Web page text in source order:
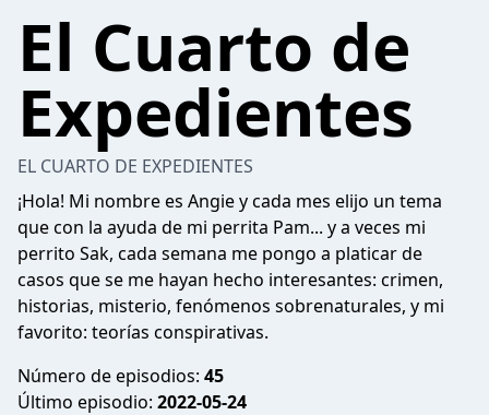
El Cuarto de
Expedientes
EL CUARTO DE EXPEDIENTES
¡Hola! Mi nombre es Angie y cada mes elijo un tema
que con la ayuda de mi perrita Pam... y a veces mi
perrito Sak, cada semana me pongo a platicar de
casos que se me hayan hecho interesantes: crimen,
historias, misterio, fenómenos sobrenaturales, y mi
favorito: teorías conspirativas.
Número de episodios: 45
Último episodio: 2022-05-24